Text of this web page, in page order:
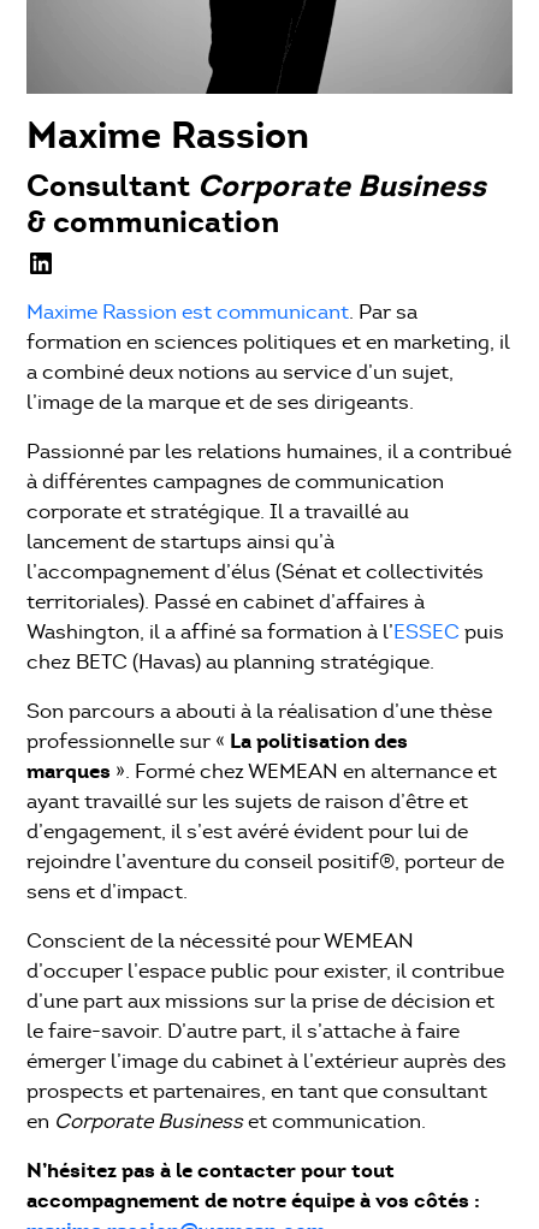
Maxime Rassion
Consultant Corporate Business
& communication
Maxime Rassion est communicant. Par sa
formation en sciences politiques et en marketing, il
a combiné deux notions au service d’un sujet,
l’image de la marque et de ses dirigeants.
Passionné par les relations humaines, il a contribué
à différentes campagnes de communication
corporate et stratégique. Il a travaillé au
lancement de startups ainsi qu’à
l’accompagnement d’élus (Sénat et collectivités
territoriales). Passé en cabinet d’affaires à
Washington, il a affiné sa formation à l’ESSEC puis
chez BETC (Havas) au planning stratégique.
Son parcours a abouti à la réalisation d’une thèse
professionnelle sur « La politisation des
marques ». Formé chez WEMEAN en alternance et
ayant travaillé sur les sujets de raison d’être et
d’engagement, il s’est avéré évident pour lui de
rejoindre l’aventure du conseil positif®, porteur de
sens et d’impact.
Conscient de la nécessité pour WEMEAN
d’occuper l’espace public pour exister, il contribue
d’une part aux missions sur la prise de décision et
le faire-savoir. D’autre part, il s’attache à faire
émerger l’image du cabinet à l’extérieur auprès des
prospects et partenaires, en tant que consultant
en Corporate Businesset communication.
N’hésitez pas à le contacter pour tout
accompagnement de notre équipe à vos côtés :